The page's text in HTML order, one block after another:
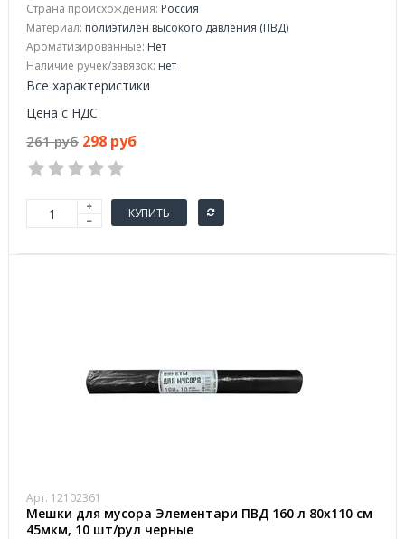
Страна происхождения: Россия
Материал: полиэтилен высокого давления (ПВД)
Ароматизированные: Нет
Наличие ручек/завязок: нет
Все характеристики
Цена с НДС
261 руб 298 руб
КУПИТЬ
Арт. 12102361
Мешки для мусора Элементари ПВД 160 л 80х110 см
45мкм, 10 шт/рул черные